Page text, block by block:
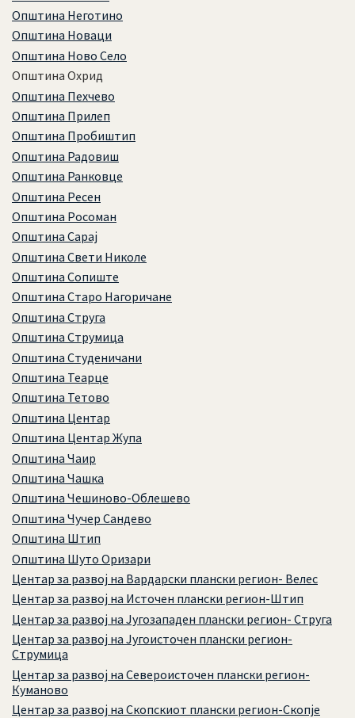
Општина Неготино
Општина Новаци
Општина Ново Село
Општина Охрид
Општина Пехчево
Општина Прилеп
Општина Пробиштип
Општина Радовиш
Општина Ранковце
Општина Ресен
Општина Росоман
Општина Сарај
Општина Свети Николе
Општина Сопиште
Општина Старо Нагоричане
Општина Струга
Општина Струмица
Општина Студеничани
Општина Теарце
Општина Тетово
Општина Центар
Општина Центар Жупа
Општина Чаир
Општина Чашка
Општина Чешиново-Облешево
Општина Чучер Сандево
Општина Штип
Општина Шуто Оризари
Центар за развој на Вардарски плански регион- Велес
Центар за развој на Источен плански регион-Штип
Центар за развој на Југозападен плански регион- Струга
Центар за развој на Југоисточен плански регион-
Струмица
Центар за развој на Североисточен плански регион-
Куманово
Центар за развој на Скопскиот плански регион-Скопје